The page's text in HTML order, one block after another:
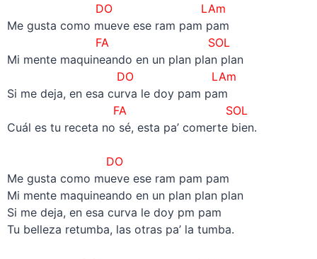
DO LAm
Me gusta como mueve ese ram pam pam
FA SOL
Mi mente maquineando en un plan plan plan
DO LAm
Si me deja, en esa curva le doy pam pam
FA SOL
Cuál es tu receta no sé, esta pa’ comerte bien.
DO
Me gusta como mueve ese ram pam pam
Mi mente maquineando en un plan plan plan
Si me deja, en esa curva le doy pm pam
Tu belleza retumba, las otras pa’ la tumba.